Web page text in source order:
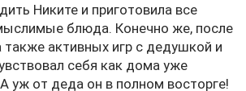
Никите и приготовила все
блюда. Конечно же, после
также активных игр с дедушкой и
себя как дома уже
уж от деда он в полном восторге!